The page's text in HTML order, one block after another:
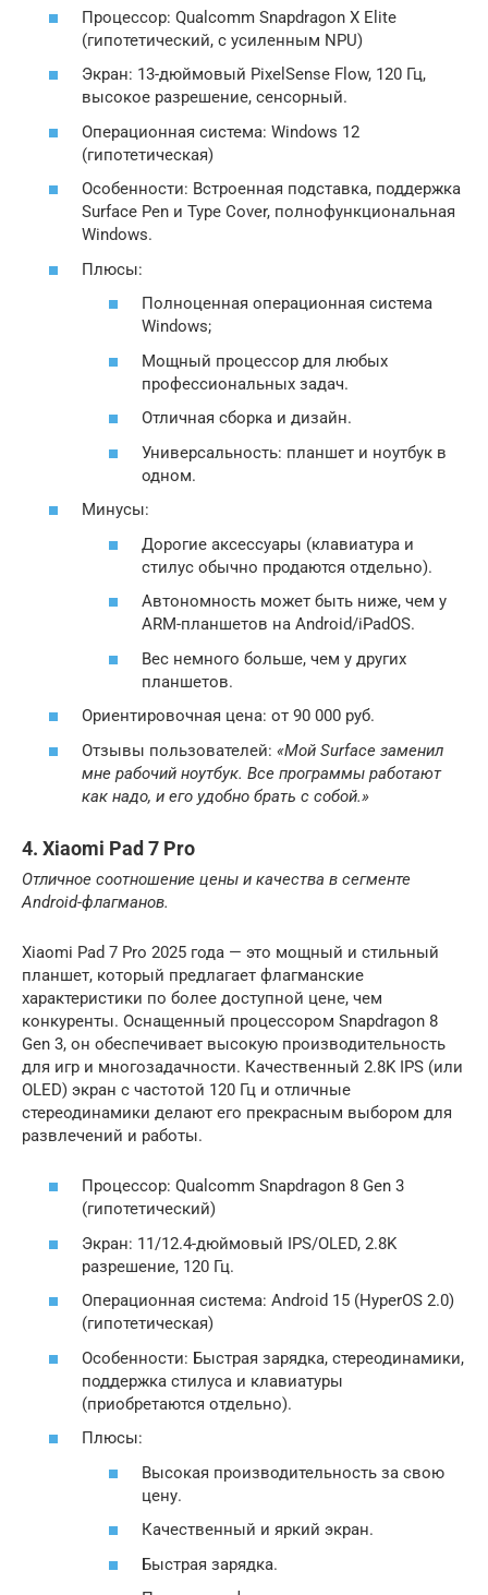
Процессор: Qualcomm Snapdragon X Elite
(гипотетический, с усиленным NPU)
Экран: 13-дюймовый PixelSense Flow, 120 Гц,
высокое разрешение, сенсорный.
Операционная система: Windows 12
(гипотетическая)
Особенности: Встроенная подставка, поддержка
Surface Pen и Type Cover, полнофункциональная
Windows.
Плюсы:
Полноценная операционная система
Windows;
Мощный процессор для любых
профессиональных задач.
Отличная сборка и дизайн.
Универсальность: планшет и ноутбук в
одном.
Минусы:
Дорогие аксессуары (клавиатура и
стилус обычно продаются отдельно).
Автономность может быть ниже, чем у
ARM-планшетов на Android/iPadOS.
Вес немного больше, чем у других
планшетов.
Ориентировочная цена: от 90 000 руб.
Отзывы пользователей: «Мой Surface заменил
мне рабочий ноутбук. Все программы работают
как надо, и его удобно брать с собой.»
4. Xiaomi Pad 7 Pro
Отличное соотношение цены и качества в сегменте
Android-флагманов.
Xiaomi Pad 7 Pro 2025 года — это мощный и стильный
планшет, который предлагает флагманские
характеристики по более доступной цене, чем
конкуренты. Оснащенный процессором Snapdragon 8
Gen 3, он обеспечивает высокую производительность
для игр и многозадачности. Качественный 2.8K IPS (или
OLED) экран с частотой 120 Гц и отличные
стереодинамики делают его прекрасным выбором для
развлечений и работы.
Процессор: Qualcomm Snapdragon 8 Gen 3
(гипотетический)
Экран: 11/12.4-дюймовый IPS/OLED, 2.8K
разрешение, 120 Гц.
Операционная система: Android 15 (HyperOS 2.0)
(гипотетическая)
Особенности: Быстрая зарядка, стереодинамики,
поддержка стилуса и клавиатуры
(приобретаются отдельно).
Плюсы:
Высокая производительность за свою
цену.
Качественный и яркий экран.
Быстрая зарядка.